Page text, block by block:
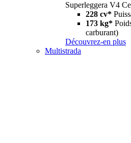
Superleggera V4
228 cv*
173 kg*
carburant)
Découvrez-en plus
Multistrada